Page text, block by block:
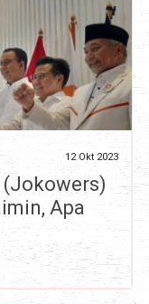
12 Okt 2023
Apa